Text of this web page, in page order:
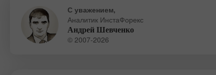
С уважением,
Аналитик ИнстаФорекс
Андрей Шевченко
© 2007-2026